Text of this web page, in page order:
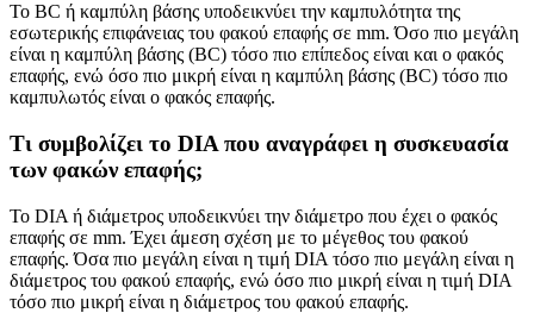
Το BC ή καμπύλη βάσης υποδεικνύει την καμπυλότητα της
εσωτερικής επιφάνειας του φακού επαφής σε mm. Όσο πιο μεγάλη
είναι η καμπύλη βάσης (BC) τόσο πιο επίπεδος είναι και ο φακός
επαφής, ενώ όσο πιο μικρή είναι η καμπύλη βάσης (BC) τόσο πιο
καμπυλωτός είναι ο φακός επαφής.
Τι συμβολίζει το DIA που αναγράφει η συσκευασία
των φακών επαφής;
Το DIA ή διάμετρος υποδεικνύει την διάμετρο που έχει ο φακός
επαφής σε mm. Έχει άμεση σχέση με το μέγεθος του φακού
επαφής. Όσα πιο μεγάλη είναι η τιμή DIA τόσο πιο μεγάλη είναι η
διάμετρος του φακού επαφής, ενώ όσο πιο μικρή είναι η τιμή DIA
τόσο πιο μικρή είναι η διάμετρος του φακού επαφής.